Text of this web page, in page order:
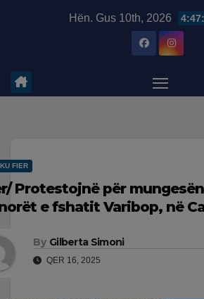
Hën. Gus 10th, 2026
FIER
Protestojnë për
e fshatit Varibop, në
By Gilberta Simoni
QER 16, 2025